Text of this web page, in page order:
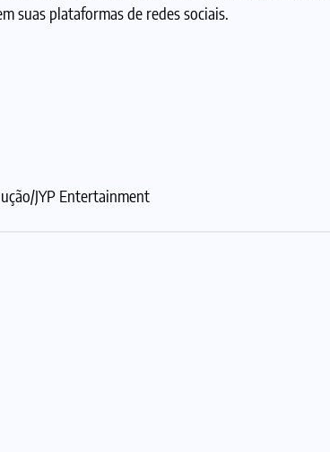
suas plataformas de redes sociais.
JYP Entertainment